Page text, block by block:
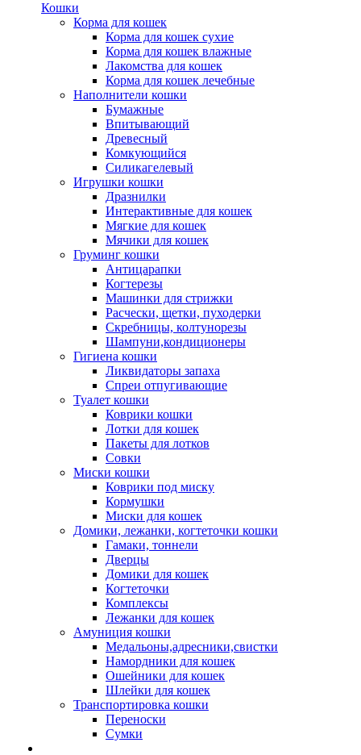
Кошки
Корма для кошек
Корма для кошек сухие
Корма для кошек влажные
Лакомства для кошек
Корма для кошек лечебные
Наполнители кошки
Бумажные
Впитывающий
Древесный
Комкующийся
Силикагелевый
Игрушки кошки
Дразнилки
Интерактивные для кошек
Мягкие для кошек
Мячики для кошек
Груминг кошки
Антицарапки
Когтерезы
Машинки для стрижки
Расчески, щетки, пуходерки
Скребницы, колтунорезы
Шампуни,кондиционеры
Гигиена кошки
Ликвидаторы запаха
Спреи отпугивающие
Туалет кошки
Коврики кошки
Лотки для кошек
Пакеты для лотков
Совки
Миски кошки
Коврики под миску
Кормушки
Миски для кошек
Домики, лежанки, когтеточки кошки
Гамаки, тоннели
Дверцы
Домики для кошек
Когтеточки
Комплексы
Лежанки для кошек
Амуниция кошки
Медальоны,адресники,свистки
Намордники для кошек
Ошейники для кошек
Шлейки для кошек
Транспортировка кошки
Переноски
Сумки